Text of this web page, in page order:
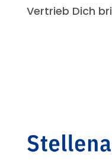
Vertrieb Dich